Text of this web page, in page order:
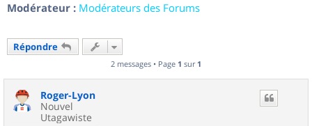
Modérateur : Modérateurs des Forums
Répondre
2 messages • Page 1 sur 1
Roger-Lyon
Nouvel
Utagawiste